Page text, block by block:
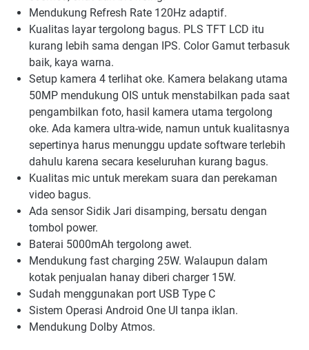
Mendukung Refresh Rate 120Hz adaptif.
Kualitas layar tergolong bagus. PLS TFT LCD itu
kurang lebih sama dengan IPS. Color Gamut terbasuk
baik, kaya warna.
Setup kamera 4 terlihat oke. Kamera belakang utama
50MP mendukung OIS untuk menstabilkan pada saat
pengambilkan foto, hasil kamera utama tergolong
oke. Ada kamera ultra-wide, namun untuk kualitasnya
sepertinya harus menunggu update software terlebih
dahulu karena secara keseluruhan kurang bagus.
Kualitas mic untuk merekam suara dan perekaman
video bagus.
Ada sensor Sidik Jari disamping, bersatu dengan
tombol power.
Baterai 5000mAh tergolong awet.
Mendukung fast charging 25W. Walaupun dalam
kotak penjualan hanay diberi charger 15W.
Sudah menggunakan port USB Type C
Sistem Operasi Android One UI tanpa iklan.
Mendukung Dolby Atmos.